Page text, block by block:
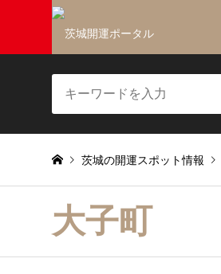
茨城の開運スポット情報
大子町